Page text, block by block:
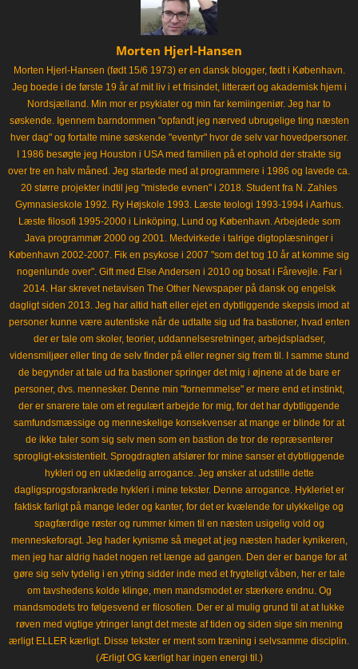
Morten Hjerl-Hansen
Morten Hjerl-Hansen (født 15/6 1973) er en dansk blogger, født i København.
Jeg boede i de første 19 år af mit liv i et frisindet, litterært og akademisk hjem i
Nordsjælland. Min mor er psykiater og min far kemiingeniør. Jeg har to
søskende. Igennem barndommen "opfandt jeg nærved ubrugelige ting næsten
hver dag" og fortalte mine søskende "eventyr" hvor de selv var hovedpersoner.
I 1986 besøgte jeg Houston i USA med familien på et ophold der strakte sig
over tre en halv måned. Jeg startede med at programmere i 1986 og lavede ca.
20 større projekter indtil jeg "mistede evnen" i 2018. Student fra N. Zahles
Gymnasieskole 1992. Ry Højskole 1993. Læste teologi 1993-1994 i Aarhus.
Læste filosofi 1995-2000 i Linköping, Lund og København. Arbejdede som
Java programmør 2000 og 2001. Medvirkede i talrige digtoplæsninger i
København 2002-2007. Fik en psykose i 2007 "som det tog 10 år at komme sig
nogenlunde over". Gift med Else Andersen i 2010 og bosat i Fårevejle. Far i
2014. Har skrevet netavisen The Other Newspaper på dansk og engelsk
dagligt siden 2013. Jeg har altid haft eller ejet en dybtliggende skepsis imod at
personer kunne være autentiske når de udtalte sig ud fra bastioner, hvad enten
der er tale om skoler, teorier, uddannelsesretninger, arbejdspladser,
vidensmiljøer eller ting de selv finder på eller regner sig frem til. I samme stund
de begynder at tale ud fra bastioner springer det mig i øjnene at de bare er
personer, dvs. mennesker. Denne min "fornemmelse" er mere end et instinkt,
der er snarere tale om et regulært arbejde for mig, for det har dybtliggende
samfundsmæssige og menneskelige konsekvenser at mange er blinde for at
de ikke taler som sig selv men som en bastion de tror de repræsenterer
sprogligt-eksistentielt. Sprogdragten afslører for mine sanser et dybtliggende
hykleri og en uklædelig arrogance. Jeg ønsker at udstille dette
dagligsprogsforankrede hykleri i mine tekster. Denne arrogance. Hykleriet er
faktisk farligt på mange leder og kanter, for det er kvælende for ulykkelige og
spagfærdige røster og rummer kimen til en næsten usigelig vold og
menneskeforagt. Jeg hader kynisme så meget at jeg næsten hader kynikeren,
men jeg har aldrig hadet nogen ret længe ad gangen. Den der er bange for at
gøre sig selv tydelig i en ytring sidder inde med et frygteligt våben, her er tale
om tavshedens kolde klinge, men mandsmodet er stærkere endnu. Og
mandsmodets tro følgesvend er filosofien. Der er al mulig grund til at at lukke
røven med vigtige ytringer langt det meste af tiden og siden sige sin mening
ærligt ELLER kærligt. Disse tekster er ment som træning i selvsamme disciplin.
(Ærligt OG kærligt har ingen energi til.)